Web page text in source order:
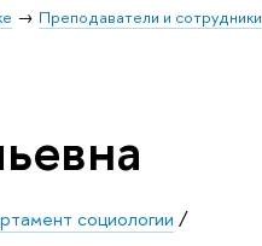
Преподаватели и сотрудники
социологии /